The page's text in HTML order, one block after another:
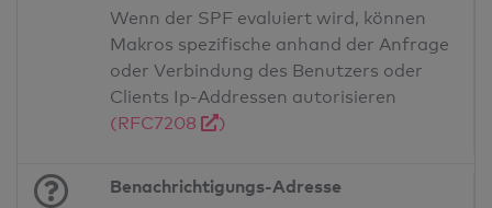
Wenn der SPF evaluiert wird, können
Makros spezifische anhand der Anfrage
oder Verbindung des Benutzers oder
Clients Ip-Addressen autorisieren
(RFC7208
)
Benachrichtigungs-Adresse